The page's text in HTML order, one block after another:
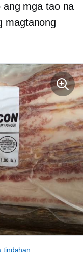
ang mga tao na
magtanong
tindahan